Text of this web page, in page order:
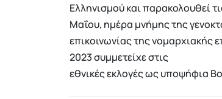
Ελληνισμού και παρακολουθεί
Μαΐου, ημέρα μνήμης της
επικοινωνίας της
2023 συμμετείχε στις
εθνικές εκλογές ως υποψήφια